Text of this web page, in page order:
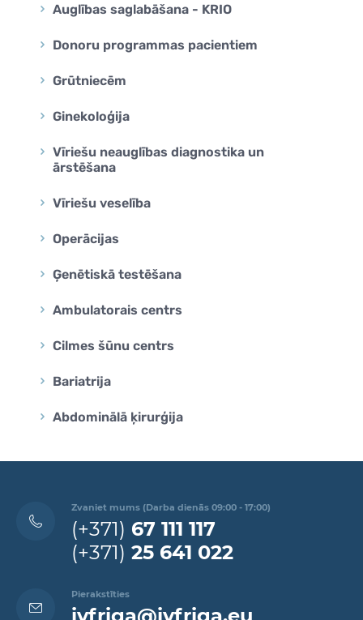
Auglības saglabāšana - KRIO
Donoru programmas pacientiem
Grūtniecēm
Ginekoloģija
Vīriešu neauglības diagnostika un
ārstēšana
Vīriešu veselība
Operācijas
Ģenētiskā testēšana
Ambulatorais centrs
Cilmes šūnu centrs
Bariatrija
Abdominālā ķirurģija
Zvaniet mums (Darba dienās 09:00 - 17:00)
(+371) 67 111 117
(+371) 25 641 022
Pierakstīties